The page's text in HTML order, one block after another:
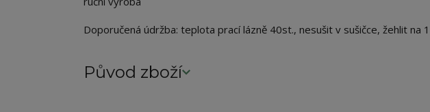
Doporučená údržba: teplota prací lázně 40st., nesušit v sušičce, žehlit na 1
Původ zboží